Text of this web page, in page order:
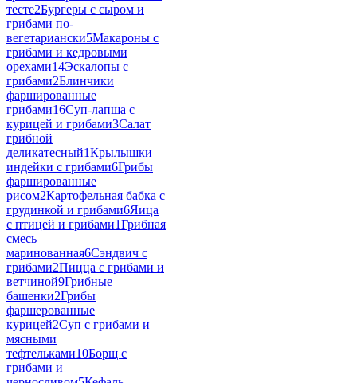
тесте2Бургеры с сыром и
грибами по-
вегетариански5Макароны с
грибами и кедровыми
орехами14Эскалопы с
грибами2Блинчики
фаршированные
грибами16Суп-лапша с
курицей и грибами3Салат
грибной
деликатесный1Крылышки
индейки с грибами6Грибы
фаршированные
рисом2Картофельная бабка с
грудинкой и грибами6Яица
с птицей и грибами1Грибная
смесь
маринованная6Сэндвич с
грибами2Пицца с грибами и
ветчиной9Грибные
башенки2Грибы
фаршерованные
курицей2Суп с грибами и
мясными
тефтельками10Борщ с
грибами и